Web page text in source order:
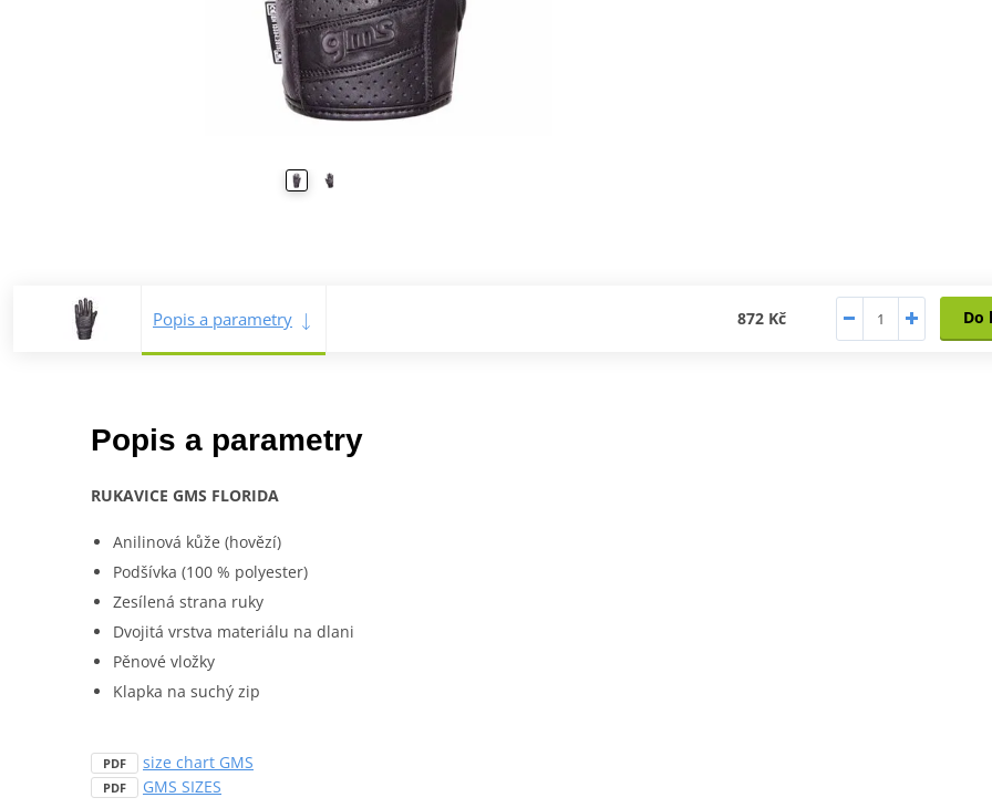
Popis a parametry 872 Kč Do
Popis a parametry
RUKAVICE GMS FLORIDA
Anilinová kůže (hovězí)
Podšívka (100 % polyester)
Zesílená strana ruky
Dvojitá vrstva materiálu na dlani
Pěnové vložky
Klapka na suchý zip
PDF size chart GMS
PDF GMS SIZES